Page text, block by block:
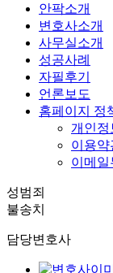
안팍소개
변호사소개
사무실소개
성공사례
자필후기
언론보도
홈페이지 정
개인정
이용약
이메일
성범죄
불송치
담당변호사